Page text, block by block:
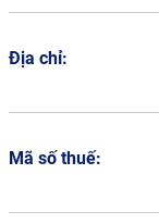
Địa chỉ:
Mã số thuế: